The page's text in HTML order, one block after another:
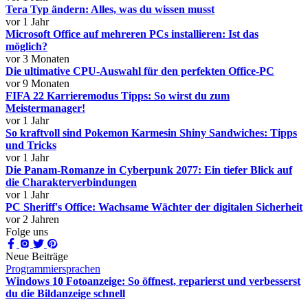
Tera Typ ändern: Alles, was du wissen musst
vor 1 Jahr
Microsoft Office auf mehreren PCs installieren: Ist das
möglich?
vor 3 Monaten
Die ultimative CPU-Auswahl für den perfekten Office-PC
vor 9 Monaten
FIFA 22 Karrieremodus Tipps: So wirst du zum
Meistermanager!
vor 1 Jahr
So kraftvoll sind Pokemon Karmesin Shiny Sandwiches: Tipps
und Tricks
vor 1 Jahr
Die Panam-Romanze in Cyberpunk 2077: Ein tiefer Blick auf
die Charakterverbindungen
vor 1 Jahr
PC Sheriff's Office: Wachsame Wächter der digitalen Sicherheit
vor 2 Jahren
Folge uns
Neue Beiträge
Programmiersprachen
Windows 10 Fotoanzeige: So öffnest, reparierst und verbesserst
du die Bildanzeige schnell